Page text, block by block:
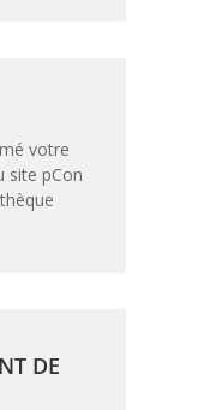
votre
site pCon
DE